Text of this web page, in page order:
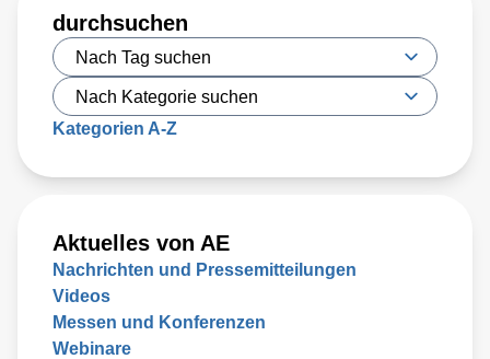
durchsuchen
Kategorien A-Z
Aktuelles von AE
Nachrichten und Pressemitteilungen
Videos
Messen und Konferenzen
Webinare